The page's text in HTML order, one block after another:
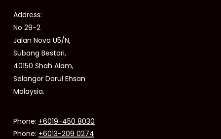
Address:
No 29-2
Jalan Nova U5/N,
Subang Bestari,
40150 Shah Alam,
Selangor Darul Ehsan
Malaysia.
Phone: +6019-450 8030
Phone: +6013-209 0274